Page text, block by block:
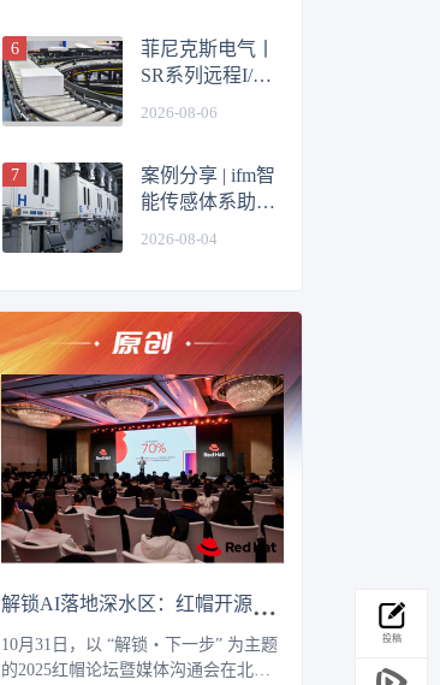
菲尼克斯电气丨
SR系列远程I/O
2026-08-06
案例分享 | ifm智
能传感体系助力
2026-08-04
解锁AI落地深水区：红帽开源生态赋能企业数字化跃迁 ——2025红帽论坛重磅发布车用OS
10月31日，以 “解锁・下一步” 为主题
的2025红帽论坛暨媒体沟通会在北京
投稿